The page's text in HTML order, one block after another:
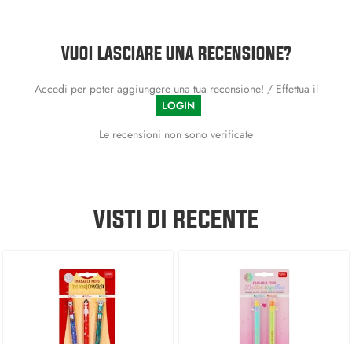
VUOI LASCIARE UNA RECENSIONE?
Accedi per poter aggiungere una tua recensione! / Effettua il
LOGIN
Le recensioni non sono verificate
VISTI DI RECENTE